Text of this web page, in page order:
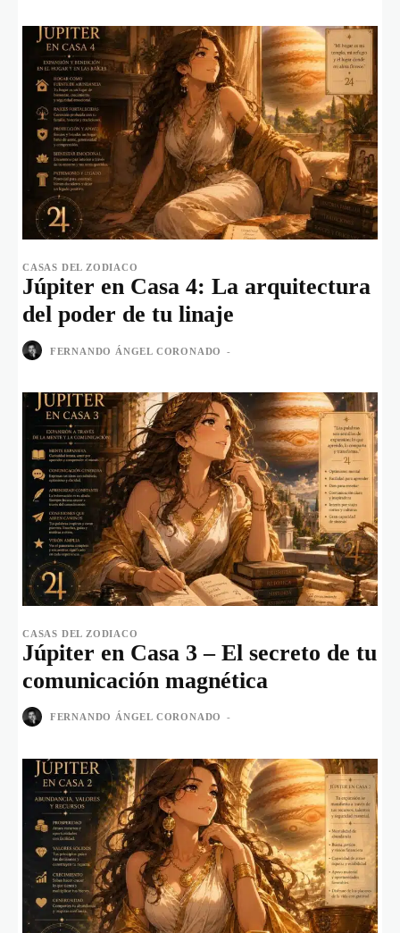
CASAS DEL ZODIACO
Júpiter en Casa 4: La arquitectura
del poder de tu linaje
FERNANDO ÁNGEL CORONADO -
CASAS DEL ZODIACO
Júpiter en Casa 3 – El secreto de tu
comunicación magnética
FERNANDO ÁNGEL CORONADO -